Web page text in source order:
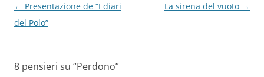
Navigazione
articolo
← Presentazione de “I diari
del Polo”
La sirena del vuoto →
8 pensieri su “Perdono”